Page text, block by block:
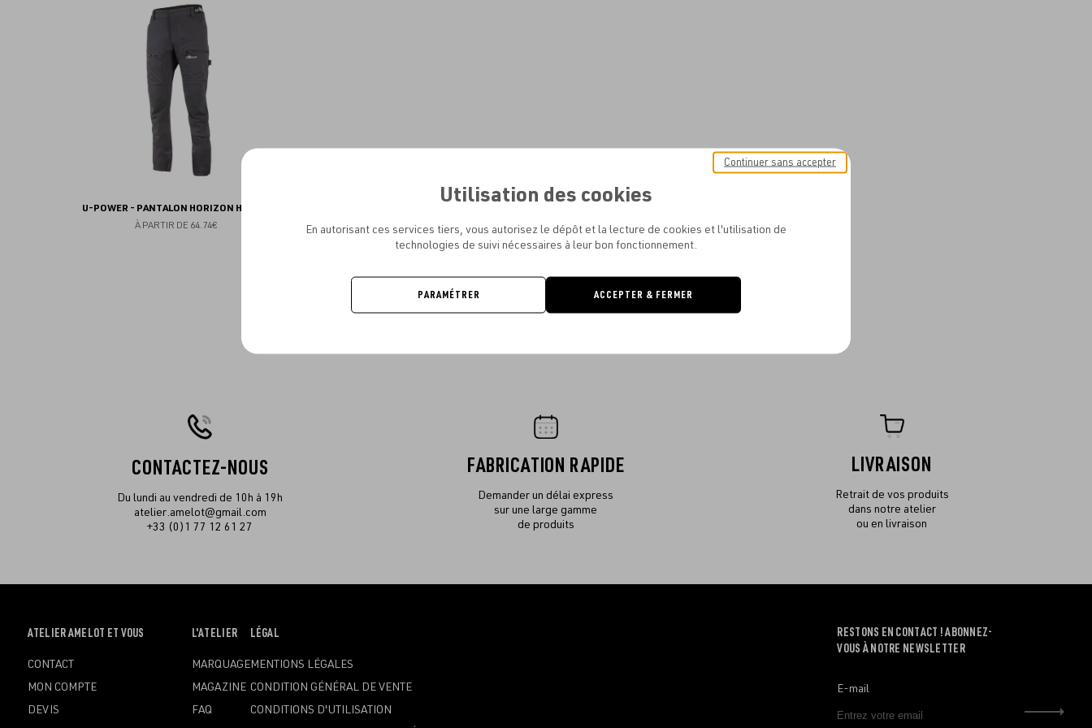
U-POWER - PANTALON HORIZON HOMME
À PARTIR DE 64.74€
CONTACTEZ-NOUS
Du lundi au vendredi de 10h à 19h
atelier.amelot@gmail.com
+33 (0)1 77 12 61 27
FABRICATION RAPIDE
Demander un délai express
sur une large gamme
de produits
LIVRAISON
Retrait de vos produits
dans notre atelier
ou en livraison
OUVRIR
MENU
ATELIER AMELOT ET VOUS
CONTACT
MON COMPTE
DEVIS
OUVRIR
MENU
L'ATELIER
MARQUAGE
MAGAZINE
FAQ
OUVRIR
MENU
LÉGAL
MENTIONS LÉGALES
CONDITION GÉNÉRAL DE VENTE
CONDITIONS D'UTILISATION
RESTONS EN CONTACT ! ABONNEZ-
VOUS À NOTRE NEWSLETTER
E-mail
Utilisation des cookies
En autorisant ces services tiers, vous autorisez le dépôt et la lecture de cookies et l'utilisation de
technologies de suivi nécessaires à leur bon fonctionnement.
Continuer sans accepter
PARAMÉTRER ACCEPTER & FERMER